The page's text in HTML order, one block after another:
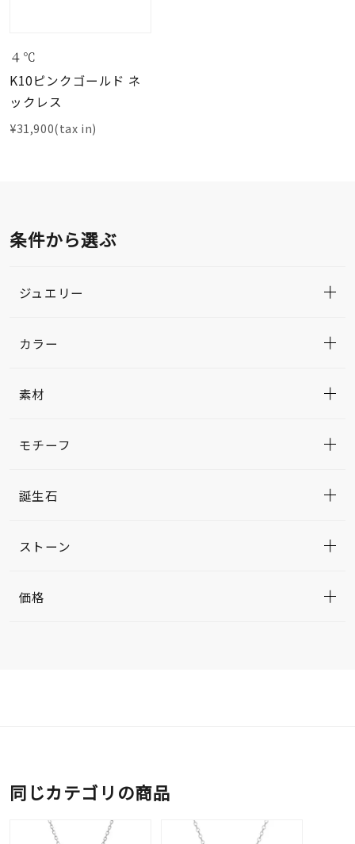
４℃
K10ピンクゴールド ネ
ックレス
¥31,900(tax in)
条件から選ぶ
ジュエリー
カラー
素材
モチーフ
誕生石
ストーン
価格
同じカテゴリの商品